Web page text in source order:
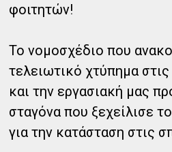
φοιτητών!
Το νομοσχέδιο που
τελειωτικό χτύπημα
και την εργασιακή μας
σταγόνα που ξεχείλισε
για την κατάσταση στις